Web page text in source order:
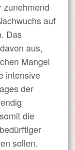
zunehmend
auf
Das
aus,
Mangel
intensive
der
die
sollen.